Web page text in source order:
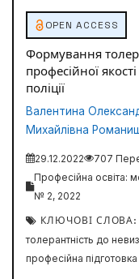
OPEN ACCESS
Формування
професійної
поліції
Валентина
Михайлівна
29.12.2022
707
Професійна освіта:
№ 2, 2022
КЛЮЧОВІ СЛОВА:
толерантність до
професійна підготовка